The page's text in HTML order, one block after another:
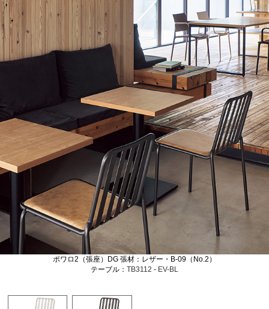
ポワロ2（張座）DG 張材：レザー・B-09（No.2）
テーブル： TB3112 - EV-BL